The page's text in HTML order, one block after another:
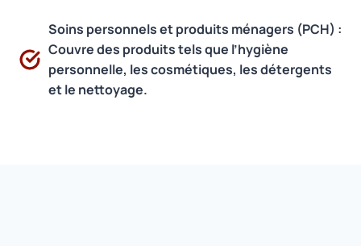
Soins personnels et produits ménagers (PCH) :
Couvre des produits tels que l’hygiène
personnelle, les cosmétiques, les détergents
et le nettoyage.